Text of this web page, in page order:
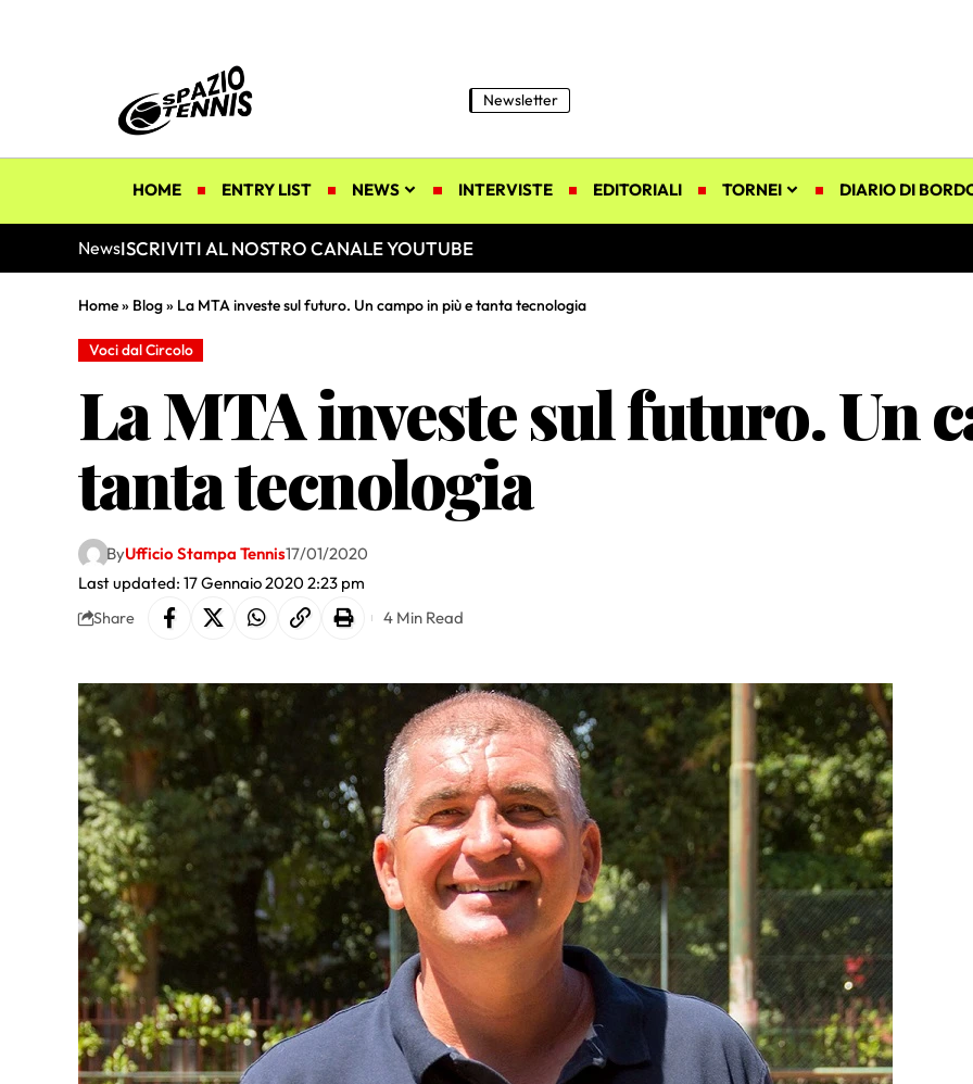
Newsletter
HOME ENTRY LIST NEWS INTERVISTE EDITORIALI TORNEI DIARIO DI
NewsISCRIVITI AL NOSTRO CANALE YOUTUBE
Home» Blog» La MTA investe sul futuro. Un campo in più e tanta tecnologia
Voci dal Circolo
La MTA investe sul futuro. Un
tanta tecnologia
Last updated: 17 Gennaio 2020 2:23 pm
ByUfficio Stampa Tennis17/01/2020
Share 4 Min Read